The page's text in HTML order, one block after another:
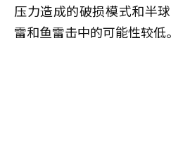
压力造成的破损模式和半
雷和鱼雷击中的可能性较低